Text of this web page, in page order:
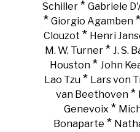
Schiller * Gabriele
* Giorgio Agamben *
Clouzot * Henri
M. W. Turner * J. S.
Houston* John
Lao Tzu* Lars von
van Beethoven*
Genevoix *
Bonaparte *